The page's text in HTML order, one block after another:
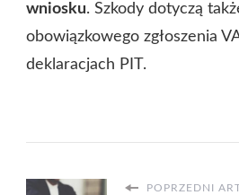
wniosku. Szkody dotyczą
obowiązkowego zgłoszenia
deklaracjach PIT.
POPRZEDNI